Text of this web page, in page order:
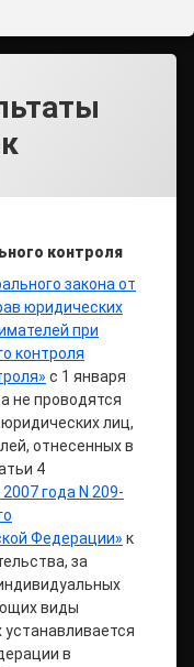
контроля
закона от
юридических
при
контроля
с 1 января
не проводятся
лиц,
отнесенных в
4
года N 209-
Федерации» к
за
виды
в